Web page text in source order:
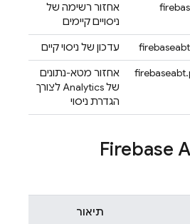
אחזור רשימה של
ניסויים קיימים
עדכון של ניסוי קיים
אחזור מטא-נתונים
של Analytics לצורך
הגדרת ניסוי
Firebase
תיאור